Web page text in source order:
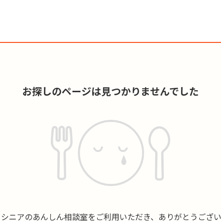
お探しのページは見つかりませんでした
ニアのあんしん相談室をご利用いただき、ありがとうござ